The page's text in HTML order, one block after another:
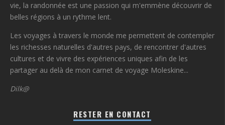
vie, la randonnée est une passion qui m'emmène découvrir de
belles régions à un rythme lent.
Les voyages à travers le monde me permettent de contempler
les richesses naturelles d'autres pays, de rencontrer d'autres
cultures et de vivre des expériences uniques afin de les
partager au delà de mon carnet de voyage Moleskine...
Dilk@
RESTER EN CONTACT